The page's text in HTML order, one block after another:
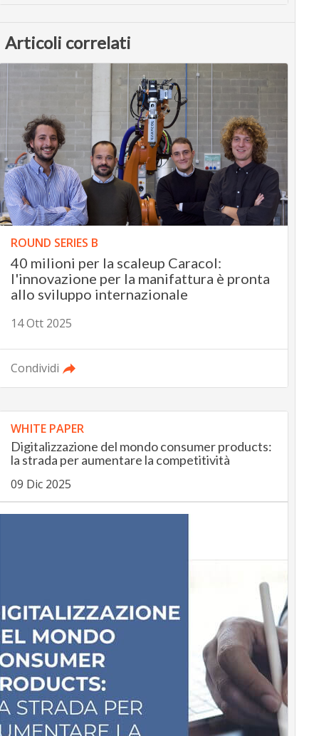
Articoli correlati
ROUND SERIES B
40 milioni per la scaleup Caracol:
l'innovazione per la manifattura è pronta
allo sviluppo internazionale
14 Ott 2025
Condividi
WHITE PAPER
Digitalizzazione del mondo consumer products:
la strada per aumentare la competitività
09 Dic 2025